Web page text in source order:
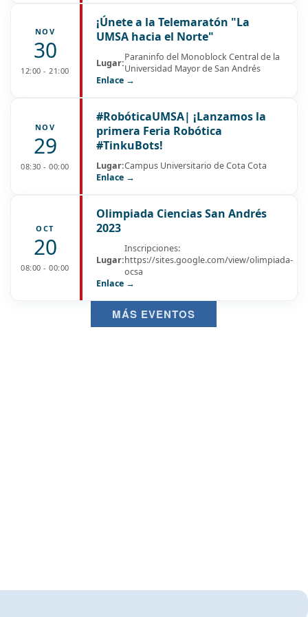
NOV
30
12:00 - 21:00
¡Únete a la Telemaratón "La
UMSA hacia el Norte"
Lugar:Paraninfo del Monoblock Central de la
Universidad Mayor de San Andrés
Enlace →
NOV
29
08:30 - 00:00
#RobóticaUMSA| ¡Lanzamos la
primera Feria Robótica
#TinkuBots!
Lugar:Campus Universitario de Cota Cota
Enlace →
OCT
20
08:00 - 00:00
Olimpiada Ciencias San Andrés
2023
Lugar:
Inscripciones:
https://sites.google.com/view/olimpiada-
ocsa
Enlace →
MÁS EVENTOS